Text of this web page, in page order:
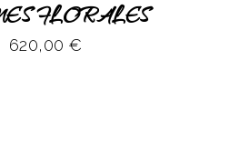
FLORALES
620,00 €